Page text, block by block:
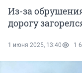
Из-за
дорогу
1 июня 2025, 13:40 1